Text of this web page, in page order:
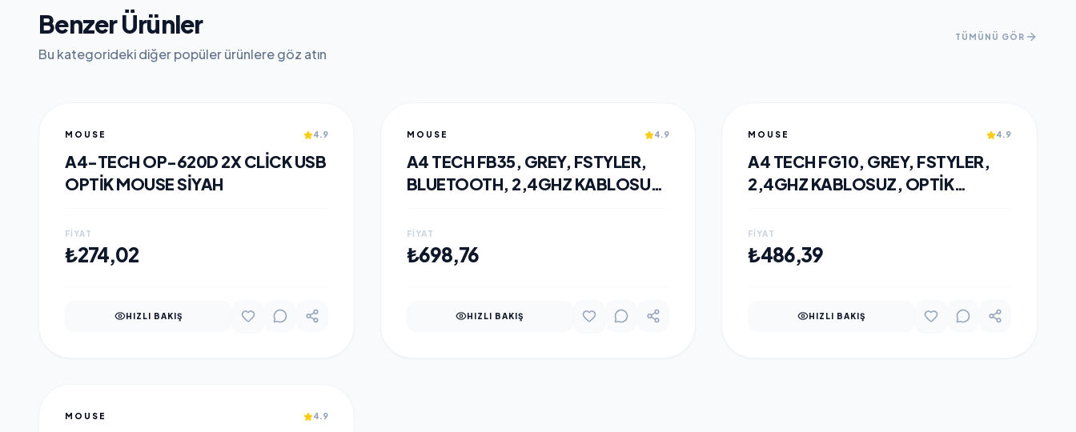
Benzer Ürünler
Bu kategorideki diğer popüler ürünlere göz atın
TÜMÜNÜ GÖR
MOUSE 4.9
A4-TECH OP-620D 2X CLICK USB
OPTIK MOUSE SIYAH
FIYAT
₺274,02
HIZLI BAKIŞ
MOUSE 4.9
A4 TECH FB35, GREY, FSTYLER,
BLUETOOTH, 2,4GHZ KABLOSUZ,
BUTON, NANO ALICI
FIYAT
₺698,76
HIZLI BAKIŞ
MOUSE 4.9
A4 TECH FG10, GREY, FSTYLER,
2,4GHZ KABLOSUZ, OPTIK
NANO ALICI
FIYAT
₺486,39
HIZLI BAKIŞ
MOUSE 4.9